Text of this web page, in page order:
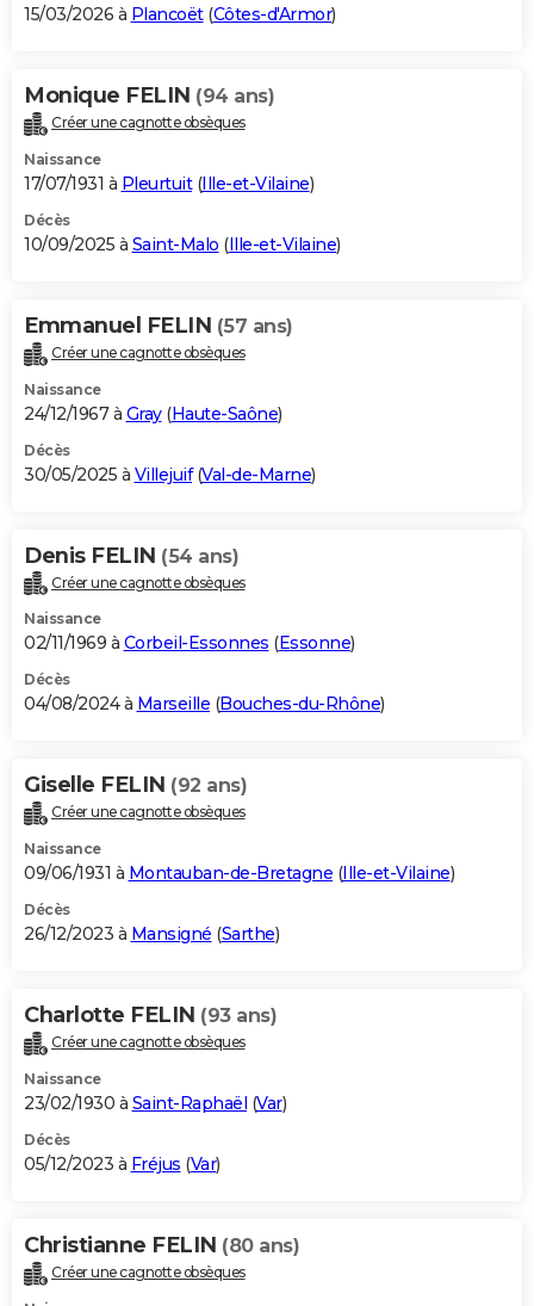
S'inscrire
Se connecter
Lycées
Collèges
Primaires
Universités
Entreprises
Service militaire
Avis de recherche
AVIS DE DÉCÈS
Bricolage
Lifestyle
Culture
Sport
Auto
Television
Voyage
Cinema
15/03/2026 à Plancoët(Côtes-d'Armor)
Monique FELIN (94 ans)
Créer une cagnotte obsèques
Naissance
17/07/1931 à Pleurtuit(Ille-et-Vilaine)
Décès
10/09/2025 à Saint-Malo (Ille-et-Vilaine)
Emmanuel FELIN (57 ans)
Créer une cagnotte obsèques
Naissance
24/12/1967 à Gray(Haute-Saône)
Décès
30/05/2025 à Villejuif(Val-de-Marne)
Denis FELIN (54 ans)
Créer une cagnotte obsèques
Naissance
02/11/1969 à Corbeil-Essonnes (Essonne)
Décès
04/08/2024 à Marseille (Bouches-du-Rhône)
Giselle FELIN (92 ans)
Créer une cagnotte obsèques
Naissance
09/06/1931 à Montauban-de-Bretagne (Ille-et-Vilaine)
Décès
26/12/2023 à Mansigné (Sarthe)
Charlotte FELIN (93 ans)
Créer une cagnotte obsèques
Naissance
23/02/1930 à Saint-Raphaël (Var)
Décès
05/12/2023 à Fréjus (Var)
Christianne FELIN (80 ans)
Créer une cagnotte obsèques